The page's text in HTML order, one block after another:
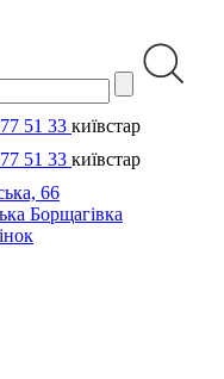
51 33 київстар
51 33 київстар
66
Борщагівка